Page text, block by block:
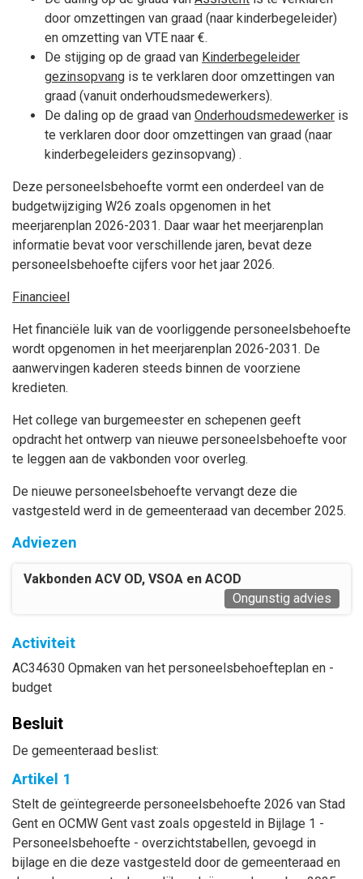
door omzettingen van graad (naar kinderbegeleider)
en omzetting van VTE naar €.
De stijging op de graad van Kinderbegeleider
gezinsopvang is te verklaren door omzettingen van
graad (vanuit onderhoudsmedewerkers).
De daling op de graad van Onderhoudsmedewerker is
te verklaren door door omzettingen van graad (naar
kinderbegeleiders gezinsopvang) .
Deze personeelsbehoefte vormt een onderdeel van de
budgetwijziging W26 zoals opgenomen in het
meerjarenplan 2026-2031. Daar waar het meerjarenplan
informatie bevat voor verschillende jaren, bevat deze
personeelsbehoefte cijfers voor het jaar 2026.
Financieel
Het financiële luik van de voorliggende personeelsbehoefte
wordt opgenomen in het meerjarenplan 2026-2031. De
aanwervingen kaderen steeds binnen de voorziene
kredieten.
Het college van burgemeester en schepenen geeft
opdracht het ontwerp van nieuwe personeelsbehoefte voor
te leggen aan de vakbonden voor overleg.
De nieuwe personeelsbehoefte vervangt deze die
vastgesteld werd in de gemeenteraad van december 2025.
Adviezen
Vakbonden ACV OD, VSOA en ACOD
Ongunstig advies
Activiteit
AC34630 Opmaken van het personeelsbehoefteplan en -
budget
Besluit
De gemeenteraad beslist:
Artikel 1
Stelt de geïntegreerde personeelsbehoefte 2026 van Stad
Gent en OCMW Gent vast zoals opgesteld in Bijlage 1 -
Personeelsbehoefte - overzichtstabellen, gevoegd in
bijlage en die deze vastgesteld door de gemeenteraad en